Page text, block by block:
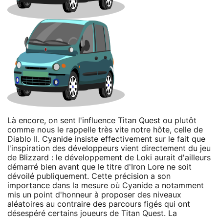
Là encore, on sent l'influence Titan Quest ou plutôt
comme nous le rappelle très vite notre hôte, celle de
Diablo II. Cyanide insiste effectivement sur le fait que
l'inspiration des développeurs vient directement du jeu
de Blizzard : le développement de Loki aurait d'ailleurs
démarré bien avant que le titre d'Iron Lore ne soit
dévoilé publiquement. Cette précision a son
importance dans la mesure où Cyanide a notamment
mis un point d'honneur à proposer des niveaux
aléatoires au contraire des parcours figés qui ont
désespéré certains joueurs de Titan Quest. La